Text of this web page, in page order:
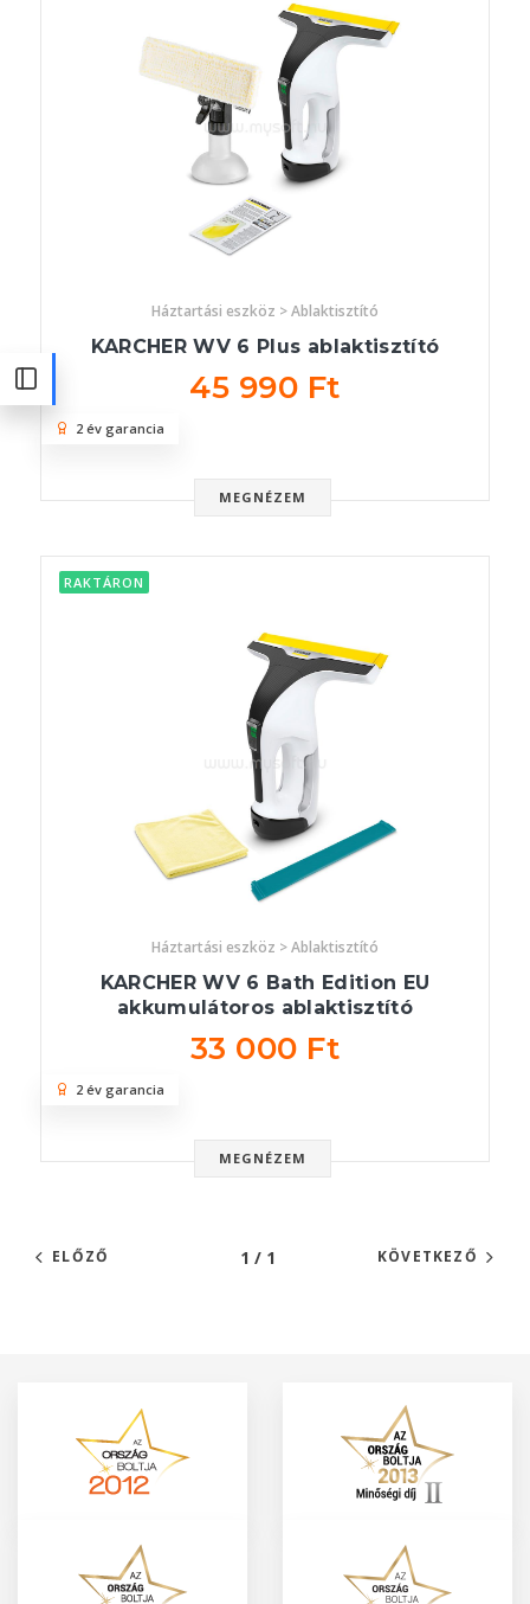
Háztartási eszköz > Ablaktisztító
KARCHER WV 6 Plus ablaktisztító
45 990 Ft
MEGNÉZEM
2 év garancia
RAKTÁRON
Háztartási eszköz > Ablaktisztító
KARCHER WV 6 Bath Edition EU
akkumulátoros ablaktisztító
33 000 Ft
MEGNÉZEM
2 év garancia
ELŐZŐ 1 / 1 KÖVETKEZŐ